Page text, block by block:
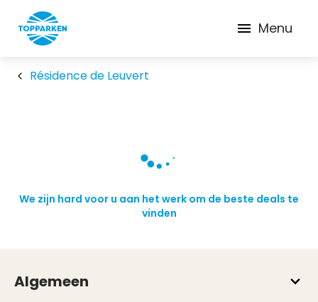
Menu
Résidence de Leuvert
We zijn hard voor u aan het werk om de beste deals te
vinden
Algemeen